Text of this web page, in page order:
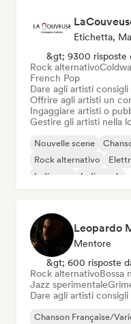
Etichetta,
&gt; 9300 risposte
Rock alternativo
French Pop
Dare agli artisti
Offrire agli artisti un
Ingaggiare artisti o
Gestire gli artisti nella
Nouvelle scene
Rock alternativo
Indie pop
Indie rock
Leopardo
Mentore
&gt; 600 risposte
Rock alternativoBossa
Jazz sperimentale
Dare agli artisti
Chanson Française/